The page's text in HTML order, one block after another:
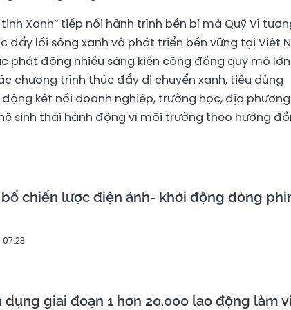
Xanh” tiếp nối hành trình bền bỉ mà Quỹ Vì
đẩy lối sống xanh và phát triển bền vững tại Việt
phát động nhiều sáng kiến cộng đồng quy mô lớn
chương trình thúc đẩy di chuyển xanh, tiêu dùng
kết nối doanh nghiệp, trường học, địa
sinh thái hành động vì môi trường theo hướng
bố chiến lược điện ảnh- khởi động dòng
dụng giai đoạn 1 hơn 20.000 lao động làm